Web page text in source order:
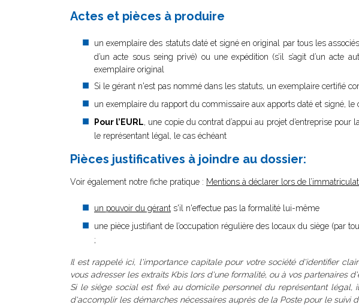
Actes et pièces à produire
un exemplaire des statuts daté et signé en original par tous les
d’un acte sous seing privé) ou une expédition (s’il s’agit d’un
exemplaire original
Si le gérant n'est pas nommé dans les statuts, un exemplaire certifié
un exemplaire du rapport du commissaire aux apports daté et signé, le
Pour l’EURL, une copie du contrat d’appui au projet d’entreprise
le représentant légal, le cas échéant
Pièces justificatives à joindre au dossier:
Voir également notre fiche pratique : Mentions à déclarer lors de
un pouvoir du gérant s'il n'effectue pas la formalité lui-même
une pièce justifiant de l’occupation régulière des locaux du siège (par
;
Il est rappelé ici, l'importance capitale pour votre société d'identifier
vous adresser les extraits Kbis lors d'une formalité, ou à vos partenaires
Si le siège social est fixé au domicile personnel du représentant légal,
d'accomplir les démarches nécessaires auprès de la Poste pour le suivi